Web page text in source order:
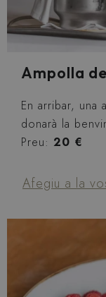
Ampolla
En arribar, una
donarà la
Preu: 20 €
Afegiu a la